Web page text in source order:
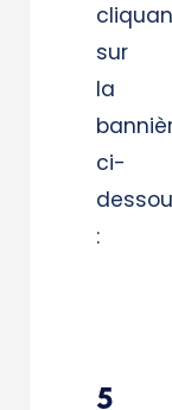
sur
la
ci-
:
5